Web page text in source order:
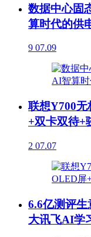
数据中心固
算时代的供
9 07.09
联想Y700
+双卡双待+
2 07.07
6.6亿测评
大讯飞AI学